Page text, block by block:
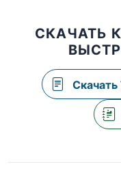
СКАЧАТЬ
Скачать